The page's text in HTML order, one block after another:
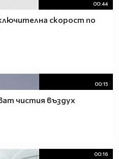
00:44
скорост по
00:15
чистия въздух
00:16